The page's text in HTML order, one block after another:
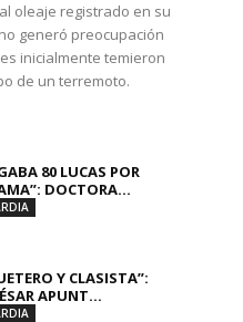
oleaje registrado en su
generó preocupación
inicialmente temieron
de un terremoto.
80 LUCAS POR
DOCTORA...
Y CLASISTA”:
APUNT...